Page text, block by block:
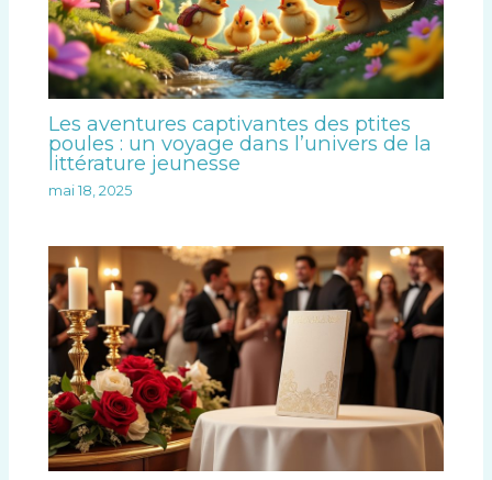
Les aventures captivantes des ptites
poules : un voyage dans l’univers de la
littérature jeunesse
mai 18, 2025